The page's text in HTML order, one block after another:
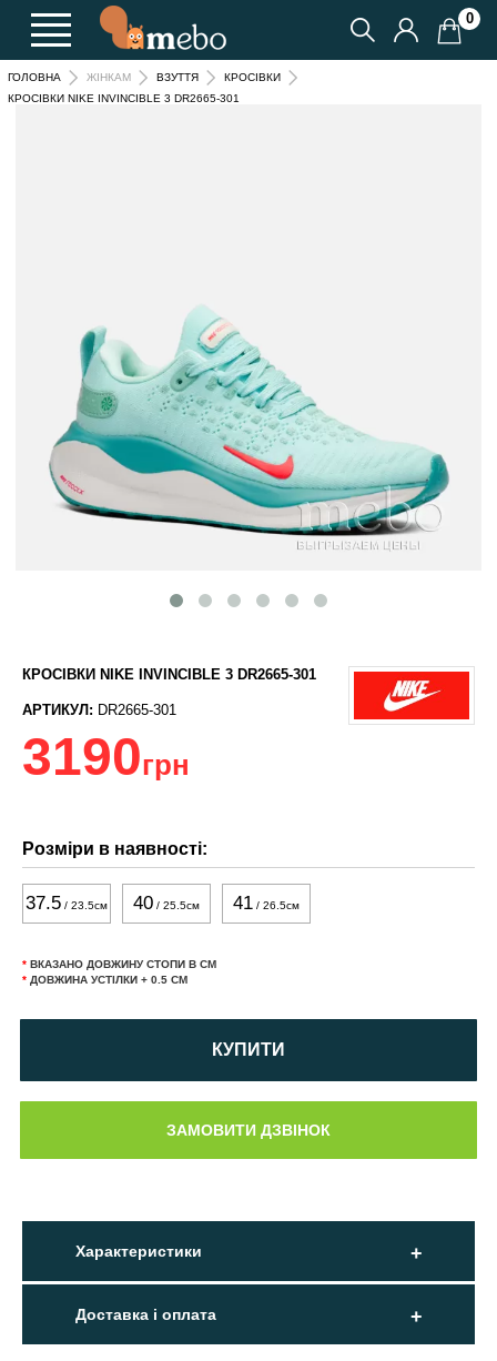
0
ГОЛОВНА ЖІНКАМ ВЗУТТЯ
КРОСІВКИ
КРОСІВКИ NIKE INVINCIBLE 3 DR2665-301
КРОСІВКИ NIKE INVINCIBLE 3 DR2665-301
АРТИКУЛ: DR2665-301
3190грн
Розміри в наявності:
37.5 / 23.5см 40 / 25.5см 41 / 26.5см
* ВКАЗАНО ДОВЖИНУ СТОПИ В СМ
* ДОВЖИНА УСТІЛКИ + 0.5 СМ
КУПИТИ
Характеристики
Доставка і оплата